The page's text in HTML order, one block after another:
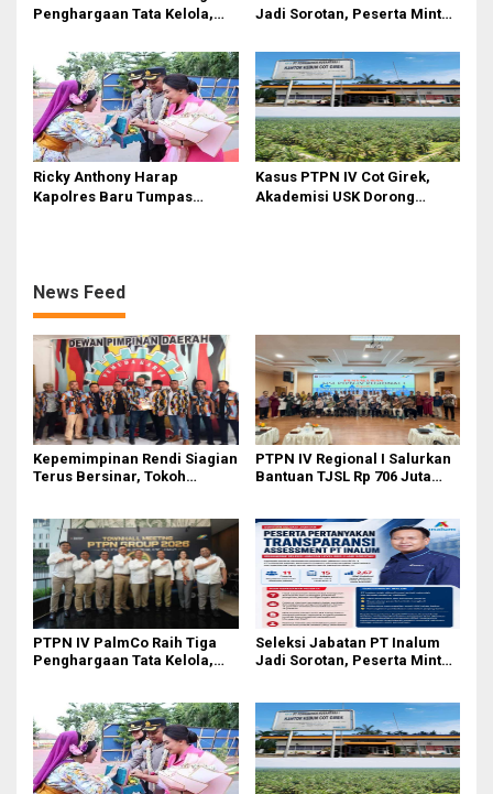
Penghargaan Tata Kelola,
dan Efisiensi
Jadi Sorotan, Peserta Minta
Assessment
Ricky Anthony Harap
Kapolres Baru Tumpas
Kasus PTPN IV Cot Girek,
Akademisi USK Dorong
News Feed
Kepemimpinan Rendi Siagian
Terus Bersinar, Tokoh
PTPN IV Regional I Salurkan
Bantuan TJSL Rp 706 Juta
PTPN IV PalmCo Raih Tiga
Penghargaan Tata Kelola,
Seleksi Jabatan PT Inalum
Jadi Sorotan, Peserta Minta